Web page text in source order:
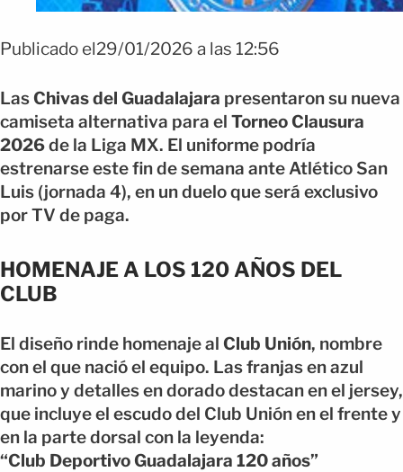
Publicado el29/01/2026 a las 12:56
LasChivas del Guadalajara presentaron su nueva
camiseta alternativa para el Torneo Clausura
2026de la Liga MX. El uniforme podría
estrenarse este fin de semana ante Atlético San
Luis (jornada 4), en un duelo que será exclusivo
por TV de paga.
HOMENAJE A LOS 120 AÑOS DEL
CLUB
El diseño rinde homenaje al Club Unión, nombre
con el que nació el equipo. Las franjas en azul
marino y detalles en dorado destacan en el jersey,
que incluye el escudo del Club Unión en el frente y
en la parte dorsal con la leyenda:
“Club Deportivo Guadalajara 120 años”